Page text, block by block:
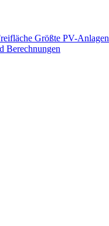
Größte PV-Anlagen
Berechnungen